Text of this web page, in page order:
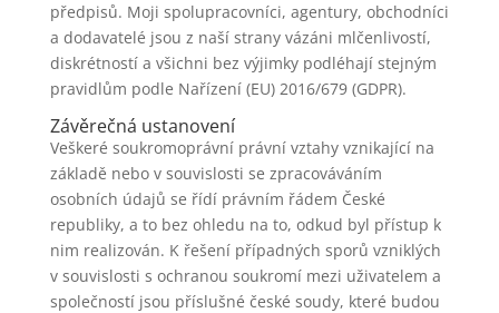
předpisů. Moji spolupracovníci, agentury, obchodníci
a dodavatelé jsou z naší strany vázáni mlčenlivostí,
diskrétností a všichni bez výjimky podléhají stejným
pravidlům podle Nařízení (EU) 2016/679 (GDPR).
Závěrečná ustanovení
Veškeré soukromoprávní právní vztahy vznikající na
základě nebo v souvislosti se zpracováváním
osobních údajů se řídí právním řádem České
republiky, a to bez ohledu na to, odkud byl přístup k
nim realizován. K řešení případných sporů vzniklých
v souvislosti s ochranou soukromí mezi uživatelem a
společností jsou příslušné české soudy, které budou